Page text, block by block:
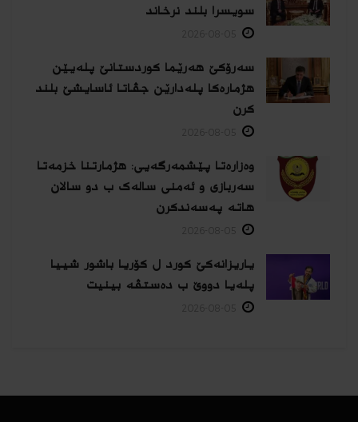
سویسرا بلند نرخاند
سەرۆکێ هەرێما کوردستانێ پلەیێن
هژمارەكا پلەدارێن جڤاتا ئاسایشێ بلند
كرن
وەزارەتا پێشمەرگەیی: هژمارتنا خزمەتا
سەربازی و ئەمنی سالەک ب دو سالان
هاتە پەسەندكرن
یاریزانەكێ کورد ل کۆریا باشور شییا
پلەیا دووێ ب دەستڤە بینیت